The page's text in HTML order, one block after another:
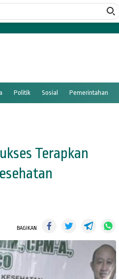
Politik Sosial Pemerintahan
Terapkan
BAGIKAN